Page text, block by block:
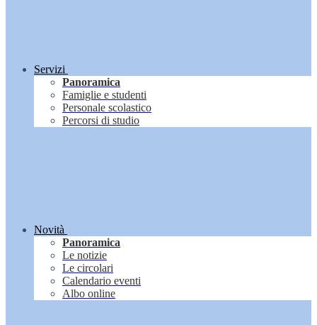
Servizi
Panoramica
Famiglie e studenti
Personale scolastico
Percorsi di studio
Novità
Panoramica
Le notizie
Le circolari
Calendario eventi
Albo online